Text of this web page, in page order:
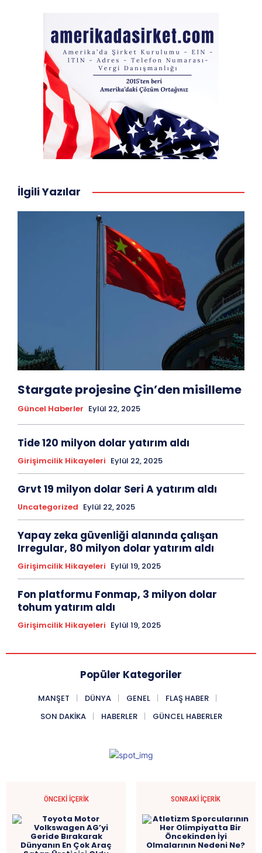
İlgili Yazılar
Stargate projesine Çin’den misilleme
Güncel Haberler Eylül 22, 2025
Tide 120 milyon dolar yatırım aldı
Girişimcilik Hikayeleri Eylül 22, 2025
Grvt 19 milyon dolar Seri A yatırım aldı
Uncategorized Eylül 22, 2025
Yapay zeka güvenliği alanında çalışan
Irregular, 80 milyon dolar yatırım aldı
Girişimcilik Hikayeleri Eylül 19, 2025
Fon platformu Fonmap, 3 milyon dolar
tohum yatırım aldı
Girişimcilik Hikayeleri Eylül 19, 2025
Popüler Kategoriler
MANŞET DÜNYA GENEL
FLAŞ HABER
SON DAKIKA
HABERLER GÜNCEL HABERLER
ÖNCEKI İÇERIK SONRAKI İÇERIK